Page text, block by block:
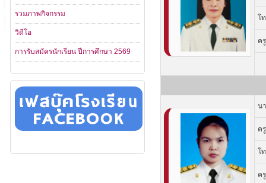
โ
ค
น
ค
โ
ค
รวมภาพกิจกรรม
วิดีโอ
การรับสมัครนักเรียน ปีการศึกษา 2569